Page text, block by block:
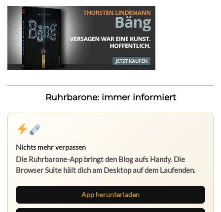
Ruhrbarone: immer informiert
Nichts mehr verpassen
Die Ruhrbarone-App bringt den Blog aufs Handy. Die
Browser Suite hält dich am Desktop auf dem Laufenden.
App herunterladen